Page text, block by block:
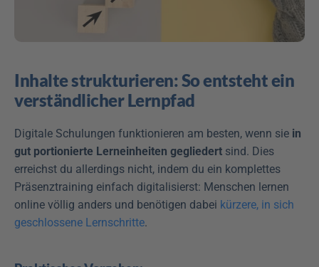
Inhalte strukturieren: So entsteht ein
verständlicher Lernpfad
Digitale Schulungen funktionieren am besten, wenn sie in
gut portionierte Lerneinheiten gegliedert sind. Dies
erreichst du allerdings nicht, indem du ein komplettes
Präsenztraining einfach digitalisierst: Menschen lernen
online völlig anders und benötigen dabei kürzere, in sich
geschlossene Lernschritte.